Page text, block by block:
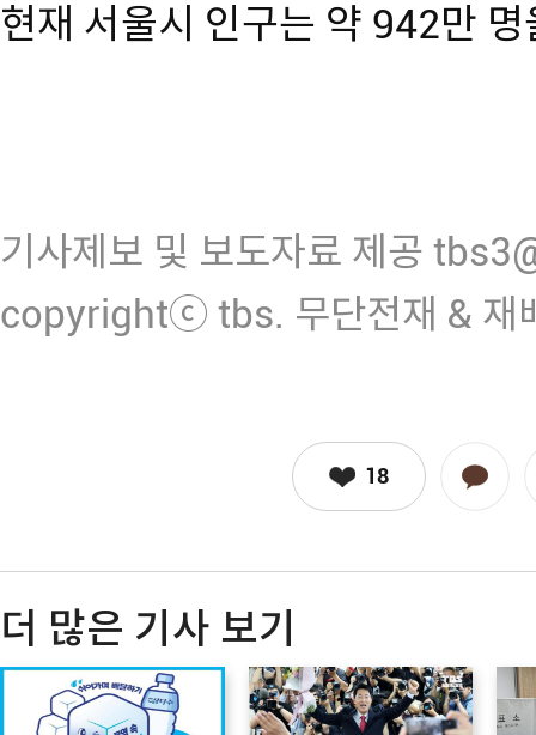
현재 서울시 인구는 약 942만
기사제보 및 보도자료 제공
copyrightⓒ tbs. 무단전재 & 재
18
더 많은 기사 보기